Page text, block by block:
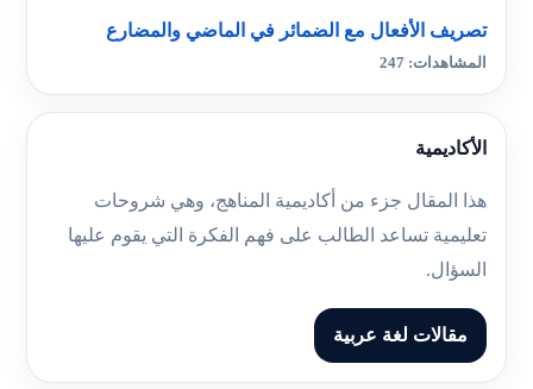
تصريف الأفعال مع الضمائر في الماضي والمضارع
المشاهدات: 247
الأكاديمية
هذا المقال جزء من أكاديمية المناهج، وهي شروحات
تعليمية تساعد الطالب على فهم الفكرة التي يقوم عليها
السؤال.
مقالات لغة عربية